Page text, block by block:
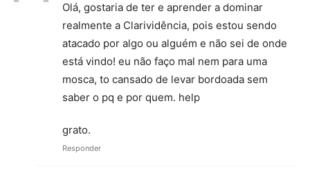
Olá, gostaria de ter e aprender a dominar
realmente a Clarividência, pois estou sendo
atacado por algo ou alguém e não sei de onde
está vindo! eu não faço mal nem para uma
mosca, to cansado de levar bordoada sem
saber o pq e por quem. help
grato.
Responder